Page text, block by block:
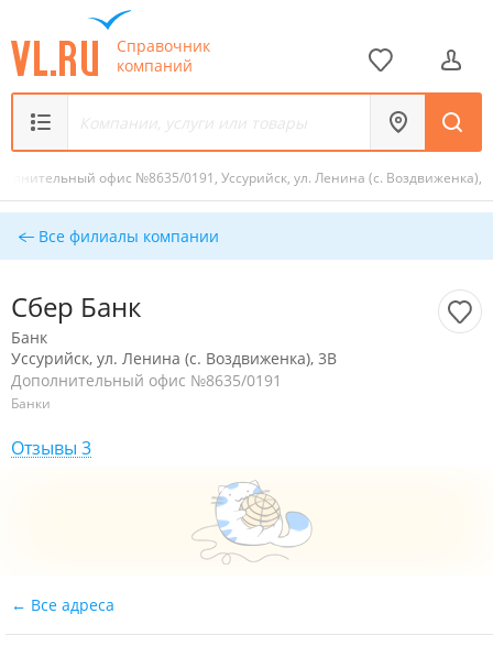
Справочник
компаний
офис №8635/0191, Уссурийск, ул. Ленина (с. Воздвиженка),
Все филиалы компании
Сбер Банк
Банк
Уссурийск, ул. Ленина (с. Воздвиженка), 3В
Дополнительный офис №8635/0191
Банки
Отзывы 3
Все адреса